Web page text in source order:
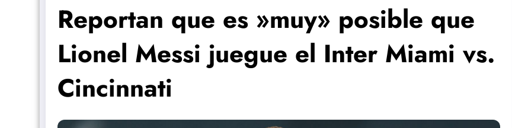
Reportan que es »muy» posible que
Lionel Messi juegue el Inter Miami vs.
Cincinnati